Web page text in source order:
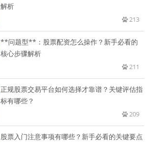
解析
213
**问题型**：股票配资怎么操作？新手必看的
核心步骤解析
211
正规股票交易平台如何选择才靠谱？关键评估指
标有哪些？
209
股票入门注意事项有哪些？新手必看的关键要点